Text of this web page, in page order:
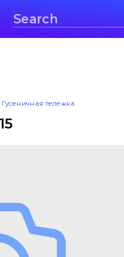
Гусеничная тележка